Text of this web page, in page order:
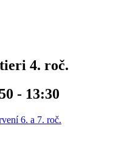
4. roč.
- 13:30
6. a 7. roč.